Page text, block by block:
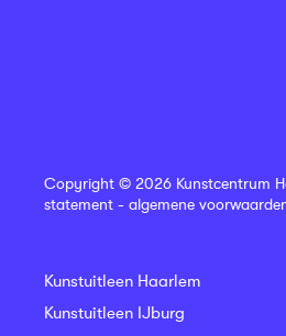
Copyright © 2026 Kunstcentrum
statement - algemene
Kunstuitleen Haarlem
Kunstuitleen IJburg